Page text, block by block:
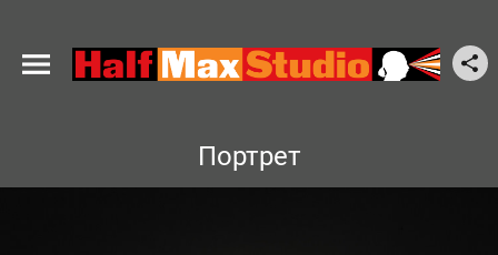
Портрет